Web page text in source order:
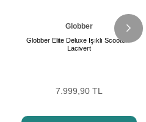
Globber
Globber Elite Deluxe Işıklı Scooter -
Lacivert
7.999,90 TL